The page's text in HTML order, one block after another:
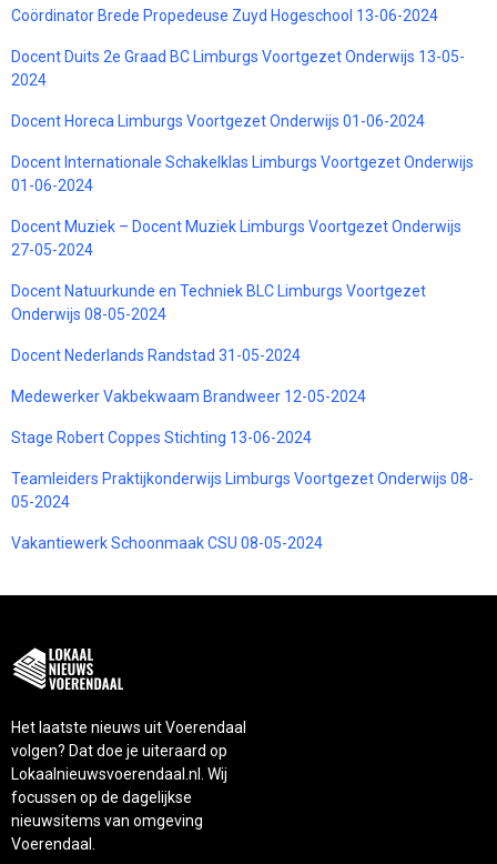
Coördinator Brede Propedeuse Zuyd Hogeschool 13-06-2024
Docent Duits 2e Graad BC Limburgs Voortgezet Onderwijs 13-05-
2024
Docent Horeca Limburgs Voortgezet Onderwijs 01-06-2024
Docent Internationale Schakelklas Limburgs Voortgezet Onderwijs
01-06-2024
Docent Muziek – Docent Muziek Limburgs Voortgezet Onderwijs
27-05-2024
Docent Natuurkunde en Techniek BLC Limburgs Voortgezet
Onderwijs 08-05-2024
Docent Nederlands Randstad 31-05-2024
Medewerker Vakbekwaam Brandweer 12-05-2024
Stage Robert Coppes Stichting 13-06-2024
Teamleiders Praktijkonderwijs Limburgs Voortgezet Onderwijs 08-
05-2024
Vakantiewerk Schoonmaak CSU 08-05-2024
Het laatste nieuws uit Voerendaal
volgen? Dat doe je uiteraard op
Lokaalnieuwsvoerendaal.nl. Wij
focussen op de dagelijkse
nieuwsitems van omgeving
Voerendaal.